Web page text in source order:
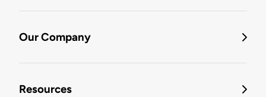
Our Company
Resources